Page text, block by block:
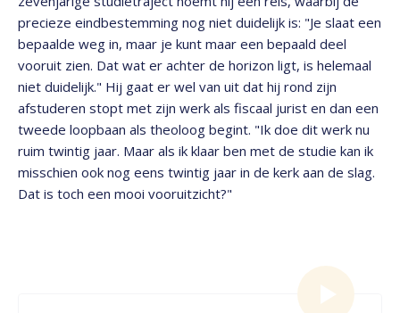
precieze eindbestemming nog niet duidelijk is: "Je slaat een
bepaalde weg in, maar je kunt maar een bepaald deel
vooruit zien. Dat wat er achter de horizon ligt, is helemaal
niet duidelijk." Hij gaat er wel van uit dat hij rond zijn
afstuderen stopt met zijn werk als fiscaal jurist en dan een
tweede loopbaan als theoloog begint. "Ik doe dit werk nu
ruim twintig jaar. Maar als ik klaar ben met de studie kan ik
misschien ook nog eens twintig jaar in de kerk aan de slag.
Dat is toch een mooi vooruitzicht?"